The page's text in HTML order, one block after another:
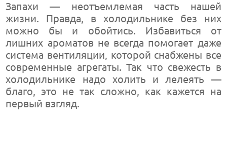
Запахи — неотъемлемая часть нашей
жизни. Правда, в холодильнике без них
можно бы и обойтись. Избавиться от
лишних ароматов не всегда помогает даже
система вентиляции, которой снабжены все
современные агрегаты. Так что свежесть в
холодильнике надо холить и лелеять —
благо, это не так сложно, как кажется на
первый взгляд.